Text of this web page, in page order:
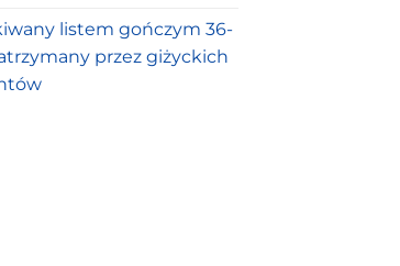
listem gończym 36-
przez giżyckich